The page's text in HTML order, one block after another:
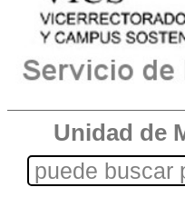
Unidad de